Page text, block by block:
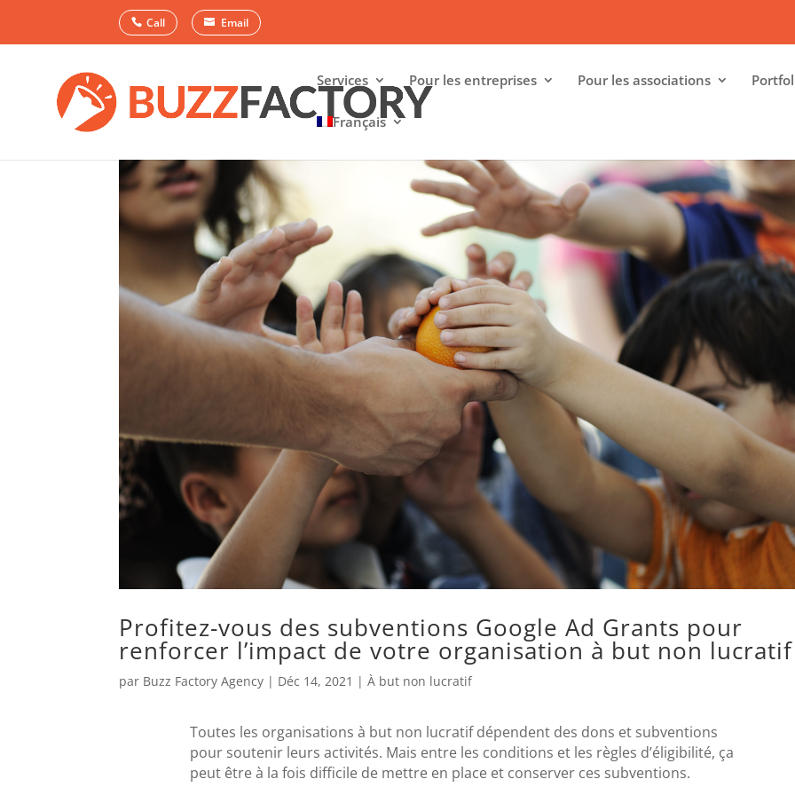
Call Email
Services Pour les entreprises Pour les associations
Français
Profitez-vous des subventions Google Ad Grants pour
renforcer l’impact de votre organisation à but non lucratif
par Buzz Factory Agency | Déc 14, 2021 |À but non lucratif
Toutes les organisations à but non lucratif dépendent des dons et subventions
pour soutenir leurs activités. Mais entre les conditions et les règles d’éligibilité, ça
peut être à la fois difficile de mettre en place et conserver ces subventions.